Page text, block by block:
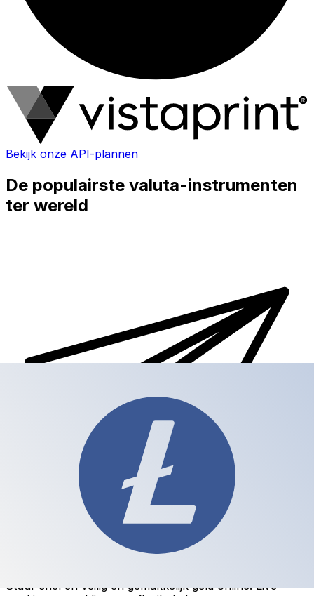
Bekijk onze API-plannen
De populairste valuta-instrumenten
ter wereld
Xe Internationale Geldoverboeking
Stuur snel en veilig en gemakkelijk geld online. Live